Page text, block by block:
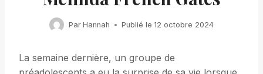
Par Hannah Publié le 12 octobre 2024
La semaine dernière, un groupe de